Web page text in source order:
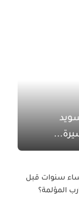
سنوات قبل
المؤلمة؟